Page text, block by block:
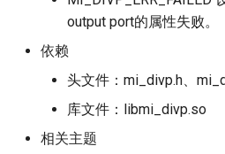
output port的属性失败。
依赖
头文件：mi_divp.h、
库文件：libmi_divp.so
相关主题